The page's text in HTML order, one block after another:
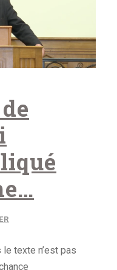
texte n’est pas